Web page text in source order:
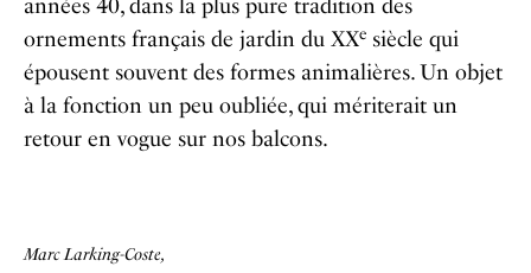
années 40, dans la plus pure tradition des
ornements français de jardin du XXe siècle qui
épousent souvent des formes animalières. Un objet
à la fonction un peu oubliée, qui mériterait un
retour en vogue sur nos balcons.
Marc Larking-Coste,